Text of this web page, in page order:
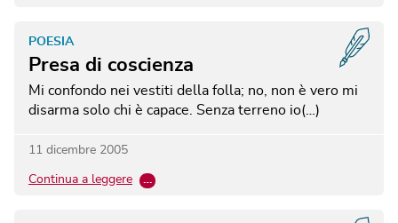
Presa di coscienza
POESIA
Mi confondo nei vestiti della folla; no, non è vero mi
disarma solo chi è capace. Senza terreno io(…)
11 dicembre 2005
Continua a leggere …